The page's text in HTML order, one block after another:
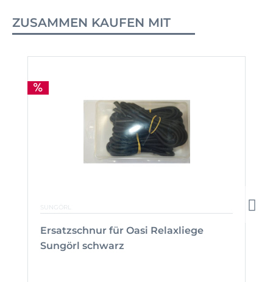
ZUSAMMEN KAUFEN MIT
SUNGÖRL
Ersatzschnur für Oasi Relaxliege
Sungörl schwarz